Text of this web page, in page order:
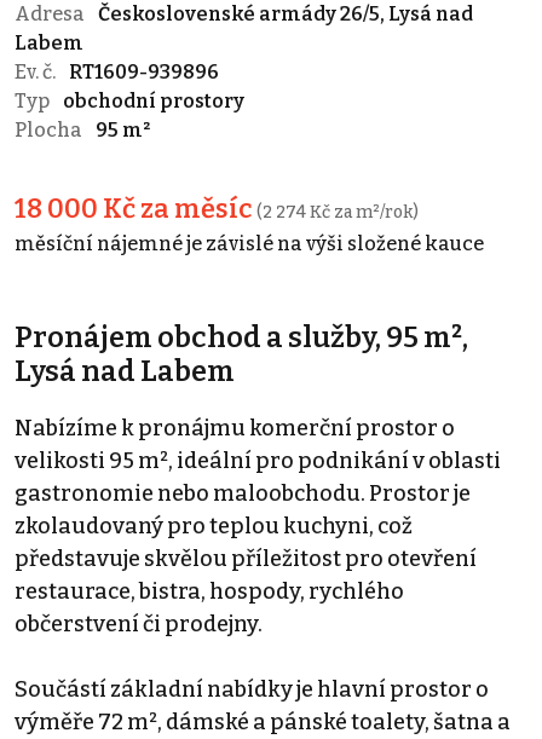
Adresa
Československé armády 26/5, Lysá nad
Labem
Ev. č.
RT1609-939896
Typ
obchodní prostory
Plocha
95 m²
18 000 Kč za měsíc (2 274 Kč za m²/rok)
měsíční nájemné je závislé na výši složené kauce
Pronájem obchod a služby, 95 m²,
Lysá nad Labem
Nabízíme k pronájmu komerční prostor o
velikosti 95 m², ideální pro podnikání v oblasti
gastronomie nebo maloobchodu. Prostor je
zkolaudovaný pro teplou kuchyni, což
představuje skvělou příležitost pro otevření
restaurace, bistra, hospody, rychlého
občerstvení či prodejny.
Součástí základní nabídky je hlavní prostor o
výměře 72 m², dámské a pánské toalety, šatna a